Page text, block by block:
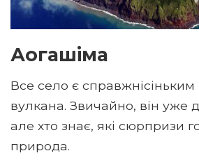
Аогашіма
Все село є справжнісіньким
вулкана. Звичайно, він уже
але хто знає, які сюрпризи
природа.